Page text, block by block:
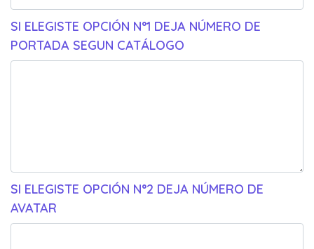
SI ELEGISTE OPCIÓN N°1 DEJA NÚMERO DE
PORTADA SEGUN CATÁLOGO
SI ELEGISTE OPCIÓN N°2 DEJA NÚMERO DE
AVATAR